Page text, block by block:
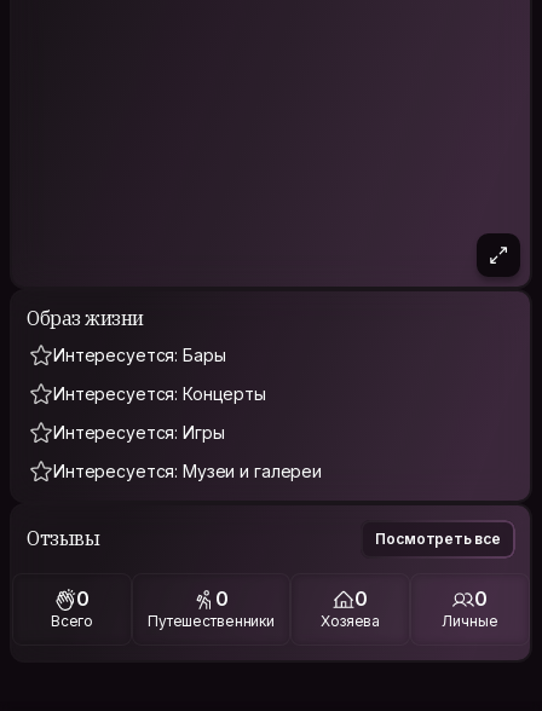
Образ жизни
Интересуется: Бары
Интересуется: Концерты
Интересуется: Игры
Интересуется: Музеи и галереи
Отзывы Посмотреть все
0
Всего
0
Путешественники
0
Хозяева
0
Личные